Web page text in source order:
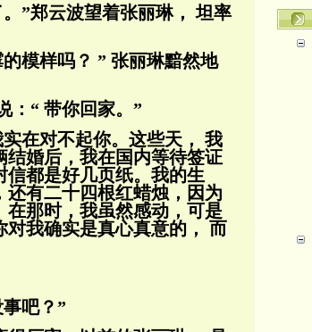
”郑云波望着张丽琳， 坦率
模样吗？ ” 张丽琳黯然地
：“ 带你回家。”
在对不起你。这些天， 我
婚后，我在国内等待签证
信都是好几页纸。我的生
还有二十四根红蜡烛，因为
那时，我虽然感动，可是
我确实是真心真意的， 而
吧？”